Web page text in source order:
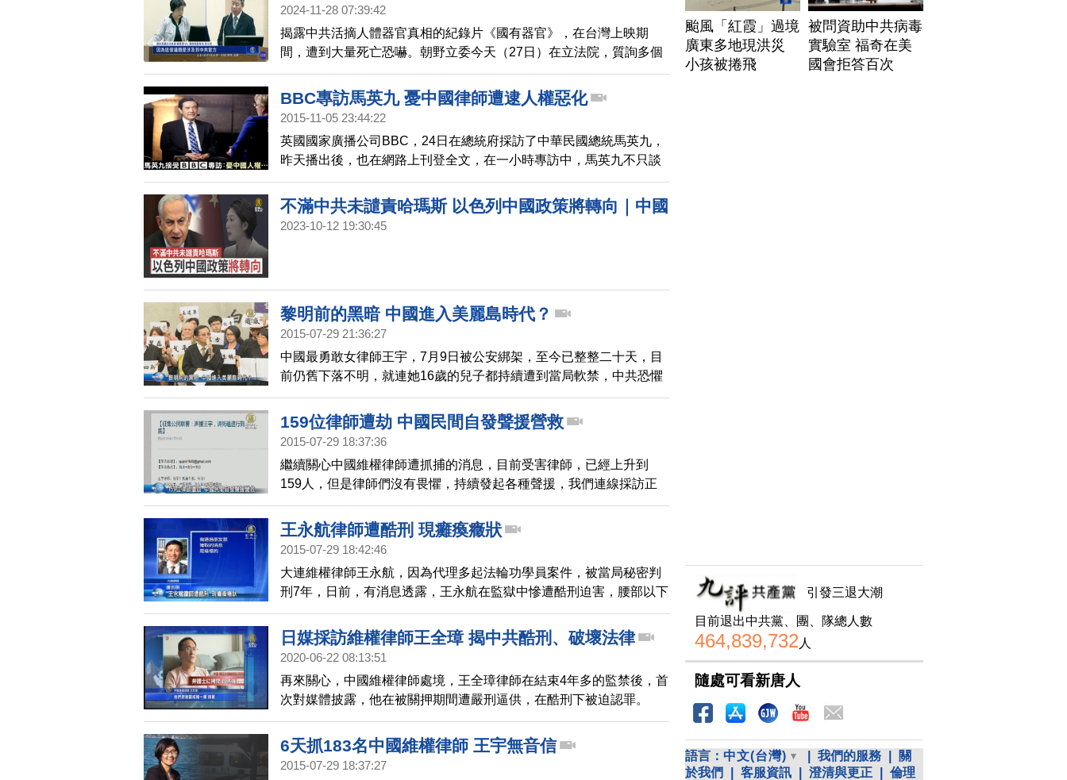
2024-11-28 07:39:42
揭露中共活摘人體器官真相的紀錄片《國有器官》，在台灣上映期
間，遭到大量死亡恐嚇。朝野立委今天（27日）在立法院，質詢多個
部會官員，強調不管是恐嚇還是活摘器官，都不容許在台灣發生。
BBC專訪馬英九 憂中國律師遭逮人權惡化
2015-11-05 23:44:22
英國國家廣播公司BBC，24日在總統府採訪了中華民國總統馬英九，
昨天播出後，也在網路上刊登全文，在一小時專訪中，馬英九不只談
到太陽花學運和總統大選，還有馬習會議題，也擔心中國大規模抓捕
維權律師、人權惡化，呼籲北京 應該努力縮短兩岸人民的心理距離。
不滿中共未譴責哈瑪斯 以色列中國政策將轉向｜中國
一分鐘
2023-10-12 19:30:45
黎明前的黑暗 中國進入美麗島時代？
2015-07-29 21:36:27
中國最勇敢女律師王宇，7月9日被公安綁架，至今已整整二十天，目
前仍舊下落不明，就連她16歲的兒子都持續遭到當局軟禁，中共恐懼
社會力群體爆發，硬生生把履行專業，主張受害者權利的維權律師群
體推向對立面，有些輿論認為，這次大抓捕律師，等同宣告中國美麗
島時代來臨。
159位律師遭劫 中國民間自發聲援營救
2015-07-29 18:37:36
繼續關心中國維權律師遭抓捕的消息，目前受害律師，已經上升到
159人，但是律師們沒有畏懼，持續發起各種聲援，我們連線採訪正
義律師，帶您看到中國正發生的改變。
王永航律師遭酷刑 現癱瘓癥狀
2015-07-29 18:42:46
大連維權律師王永航，因為代理多起法輪功學員案件，被當局秘密判
刑7年，日前，有消息透露，王永航在監獄中慘遭酷刑迫害，腰部以下
麻木，出現癱瘓癥狀。
日媒採訪維權律師王全璋 揭中共酷刑、破壞法律
2020-06-22 08:13:51
再來關心，中國維權律師處境，王全璋律師在結束4年多的監禁後，首
次對媒體披露，他在被關押期間遭嚴刑逼供，在酷刑下被迫認罪。
6天抓183名中國維權律師 王宇無音信
2015-07-29 18:37:27
颱風「紅霞」過境
廣東多地現洪災
小孩被捲飛
被問資助中共病毒
實驗室 福奇在美
國會拒答百次
引發三退大潮
目前退出中共黨、團、隊總人數
464,839,732 人
隨處可看新唐人
語言： 中文(台灣) 我們的服務
關
於我們
客服資訊 澄清與更正
倫理